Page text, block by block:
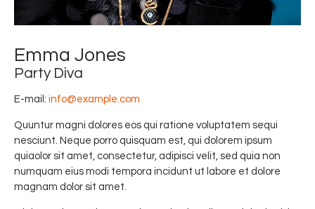
Emma Jones
Party Diva
E-mail: info@example.com
Quuntur magni dolores eos qui ratione voluptatem sequi
nesciunt. Neque porro quisquam est, qui dolorem ipsum
quiaolor sit amet, consectetur, adipisci velit, sed quia non
numquam eius modi tempora incidunt ut labore et dolore
magnam dolor sit amet.